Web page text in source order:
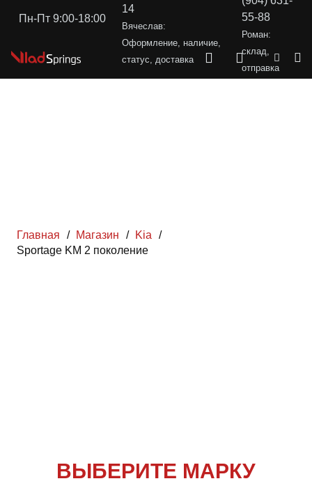
Пн-Пт 9:00-18:00
14
Вячеслав:
Оформление, наличие,
статус, доставка
55-88
Роман:
склад,
отправка
Главная / Магазин / Kia
/
Sportage KM 2 поколение
ВЫБЕРИТЕ МАРКУ